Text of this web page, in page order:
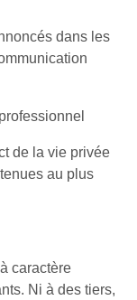
dans les
de la vie privée
au plus
caractère
Ni à des tiers,